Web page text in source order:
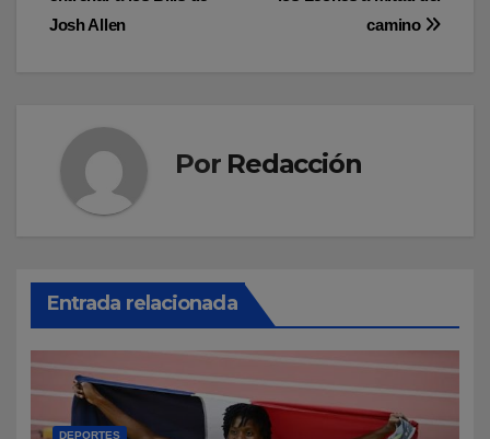
de
camino
Josh Allen
Por Redacción
Entrada relacionada
DEPORTES